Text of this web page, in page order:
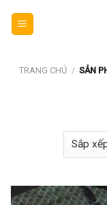
TRANG CHỦ / SẢN